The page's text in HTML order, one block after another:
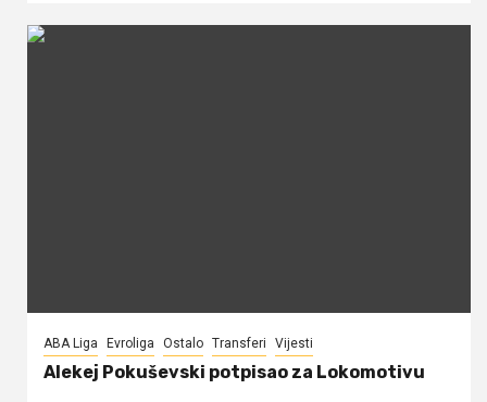
ABA Liga Evroliga Ostalo Transferi Vijesti
Alekej Pokuševski potpisao za Lokomotivu